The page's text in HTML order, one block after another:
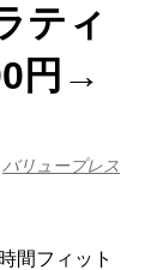
ティ
円→
バリュープレス
間フィット